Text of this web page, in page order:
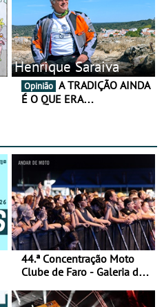
Henrique Saraiva
Opinião
É O QUE ERA…
44.ª Concentração Moto
Clube de Faro - Galeria de